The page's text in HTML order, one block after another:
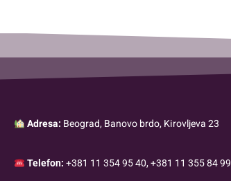
Adresa: Beograd, Banovo brdo, Kirovljeva 23
Telefon: +381 11 354 95 40, +381 11 355 84 99